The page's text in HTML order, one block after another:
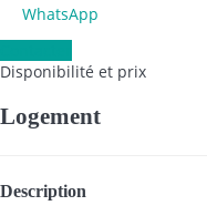
WhatsApp
Disponibilité et prix
Logement
Description